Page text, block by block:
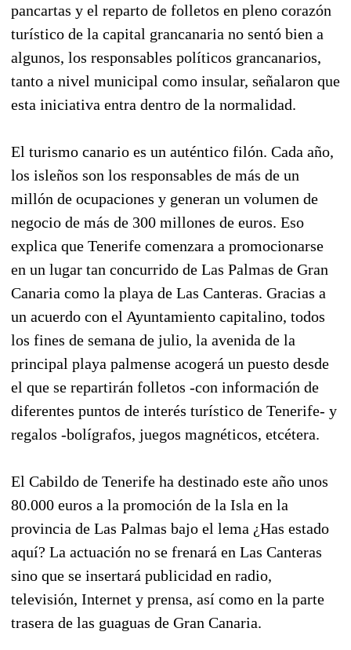
pancartas y el reparto de folletos en pleno corazón
turístico de la capital grancanaria no sentó bien a
algunos, los responsables políticos grancanarios,
tanto a nivel municipal como insular, señalaron que
esta iniciativa entra dentro de la normalidad.
El turismo canario es un auténtico filón. Cada año,
los isleños son los responsables de más de un
millón de ocupaciones y generan un volumen de
negocio de más de 300 millones de euros. Eso
explica que Tenerife comenzara a promocionarse
en un lugar tan concurrido de Las Palmas de Gran
Canaria como la playa de Las Canteras. Gracias a
un acuerdo con el Ayuntamiento capitalino, todos
los fines de semana de julio, la avenida de la
principal playa palmense acogerá un puesto desde
el que se repartirán folletos -con información de
diferentes puntos de interés turístico de Tenerife- y
regalos -bolígrafos, juegos magnéticos, etcétera.
El Cabildo de Tenerife ha destinado este año unos
80.000 euros a la promoción de la Isla en la
provincia de Las Palmas bajo el lema ¿Has estado
aquí? La actuación no se frenará en Las Canteras
sino que se insertará publicidad en radio,
televisión, Internet y prensa, así como en la parte
trasera de las guaguas de Gran Canaria.